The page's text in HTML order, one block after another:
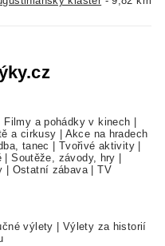
Filmy a pohádky v kinech
a cirkusy
Akce na hradech
tanec Tvořivé aktivity
|Soutěže, závody, hry
Ostatní zábava|TV
výlety
Výlety za historií